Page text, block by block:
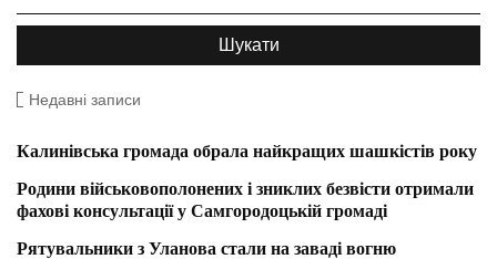
Недавні записи
Калинівська громада обрала найкращих шашкістів року
Родини військовополонених і зниклих безвісти отримали
фахові консультації у Самгородоцькій громаді
Рятувальники з Уланова стали на заваді вогню